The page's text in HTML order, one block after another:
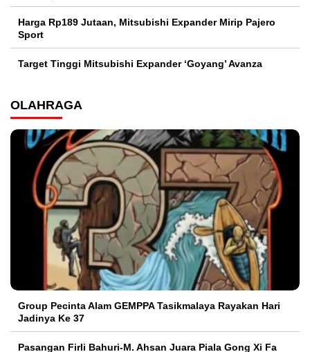
Harga Rp189 Jutaan, Mitsubishi Expander Mirip Pajero
Sport
Target Tinggi Mitsubishi Expander ‘Goyang’ Avanza
OLAHRAGA
Group Pecinta Alam GEMPPA Tasikmalaya Rayakan Hari
Jadinya Ke 37
Pasangan Firli Bahuri-M. Ahsan Juara Piala Gong Xi Fa